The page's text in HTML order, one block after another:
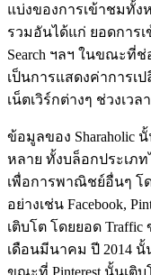
แบ่งของการเข้าชมทั้ง
รวมอันได้แก่ ยอดการเข้
Search ฯลฯ ในขณะที่ช่
เป็นการแสดงค่าการเ
เน็ตเวิร์กต่างๆ ช่วงเ
ข้อมูลของ Sharaholic
หลาย ทั้งบล็อกประเภท
เพื่อการพาณิชย์อื่นๆ โ
อย่างเช่น Facebook,
เติบโต โดยยอด Traffic
เดือนมีนาคม ปี 2014 นั้
ขณะที่ Pinterest นั้นเติ